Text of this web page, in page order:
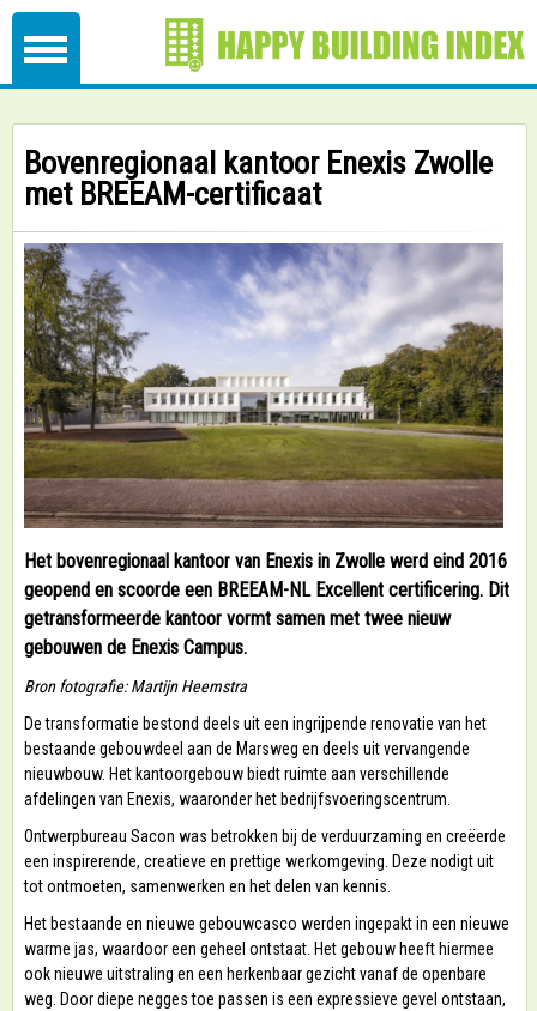
Bovenregionaal kantoor Enexis Zwolle
met BREEAM-certificaat
Het bovenregionaal kantoor van Enexis in Zwolle werd eind 2016
geopend en scoorde een BREEAM-NL Excellent certificering. Dit
getransformeerde kantoor vormt samen met twee nieuw
gebouwen de Enexis Campus.
Bron fotografie: Martijn Heemstra
De transformatie bestond deels uit een ingrijpende renovatie van het
bestaande gebouwdeel aan de Marsweg en deels uit vervangende
nieuwbouw. Het kantoorgebouw biedt ruimte aan verschillende
afdelingen van Enexis, waaronder het bedrijfsvoeringscentrum.
Ontwerpbureau Sacon was betrokken bij de verduurzaming en creëerde
een inspirerende, creatieve en prettige werkomgeving. Deze nodigt uit
tot ontmoeten, samenwerken en het delen van kennis.
Het bestaande en nieuwe gebouwcasco werden ingepakt in een nieuwe
warme jas, waardoor een geheel ontstaat. Het gebouw heeft hiermee
ook nieuwe uitstraling en een herkenbaar gezicht vanaf de openbare
weg. Door diepe negges toe passen is een expressieve gevel ontstaan,